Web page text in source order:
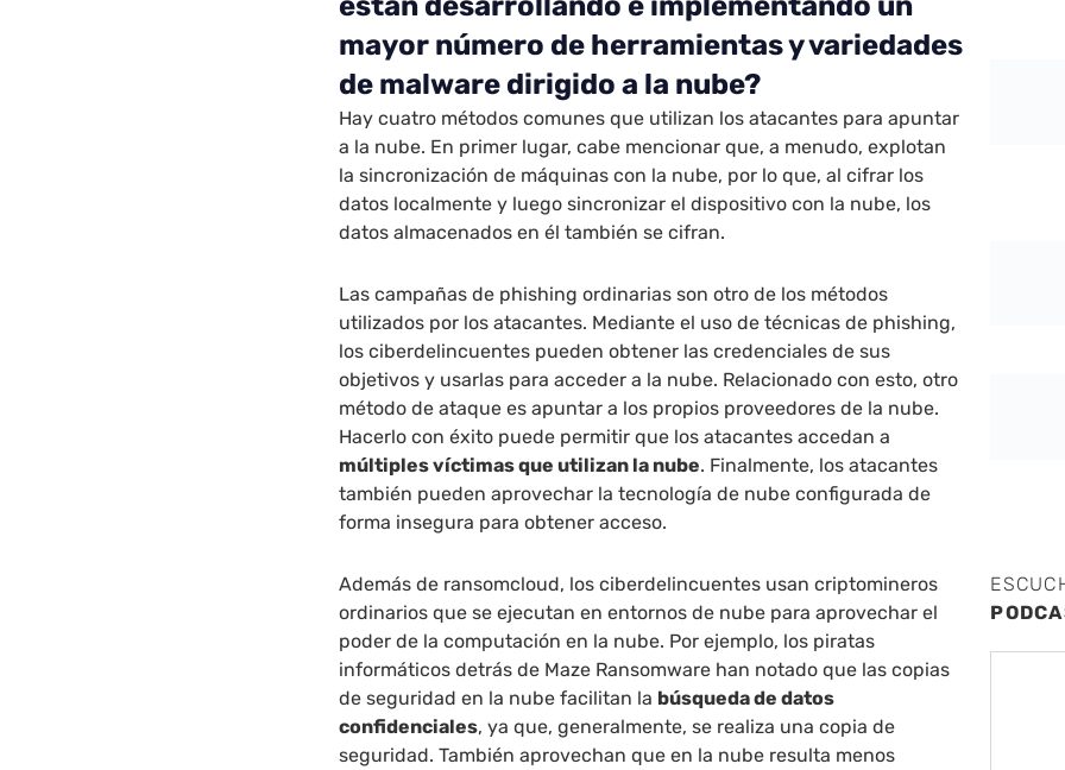
mayor número de herramientas y variedades
de malware dirigido a la nube?
Hay cuatro métodos comunes que utilizan los atacantes para apuntar
a la nube. En primer lugar, cabe mencionar que, a menudo, explotan
la sincronización de máquinas con la nube, por lo que, al cifrar los
datos localmente y luego sincronizar el dispositivo con la nube, los
datos almacenados en él también se cifran.
Las campañas de phishing ordinarias son otro de los métodos
utilizados por los atacantes. Mediante el uso de técnicas de phishing,
los ciberdelincuentes pueden obtener las credenciales de sus
objetivos y usarlas para acceder a la nube. Relacionado con esto, otro
método de ataque es apuntar a los propios proveedores de la nube.
Hacerlo con éxito puede permitir que los atacantes accedan a
múltiples víctimas que utilizan la nube. Finalmente, los atacantes
también pueden aprovechar la tecnología de nube configurada de
forma insegura para obtener acceso.
Además de ransomcloud, los ciberdelincuentes usan criptomineros
ordinarios que se ejecutan en entornos de nube para aprovechar el
poder de la computación en la nube. Por ejemplo, los piratas
informáticos detrás de Maze Ransomware han notado que las copias
de seguridad en la nube facilitan la búsqueda de datos
confidenciales, ya que, generalmente, se realiza una copia de
seguridad. También aprovechan que en la nube resulta menos